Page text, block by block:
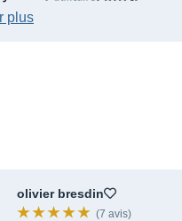
plus
olivier bresdin
(7 avis)